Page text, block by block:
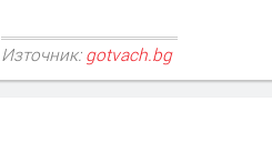
Източник: gotvach.bg